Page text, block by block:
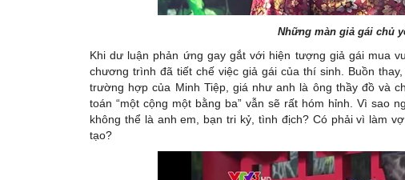
Những màn giả gái chủ
Khi dư luận phản ứng gay gắt với hiện tượng giả gái mua
chương trình đã tiết chế việc giả gái của thí sinh. Buồn
trường hợp của Minh Tiệp, giá như anh là ông thầy đồ và
toán “một cộng một bằng ba” vẫn sẽ rất hóm hỉnh. Vì sao
không thể là anh em, bạn tri kỷ, tình địch? Có phải vì làm
tạo?